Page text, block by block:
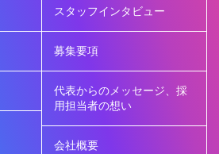
スタッフインタビュー
募集要項
代表からのメッセージ、採
用担当者の想い
会社概要